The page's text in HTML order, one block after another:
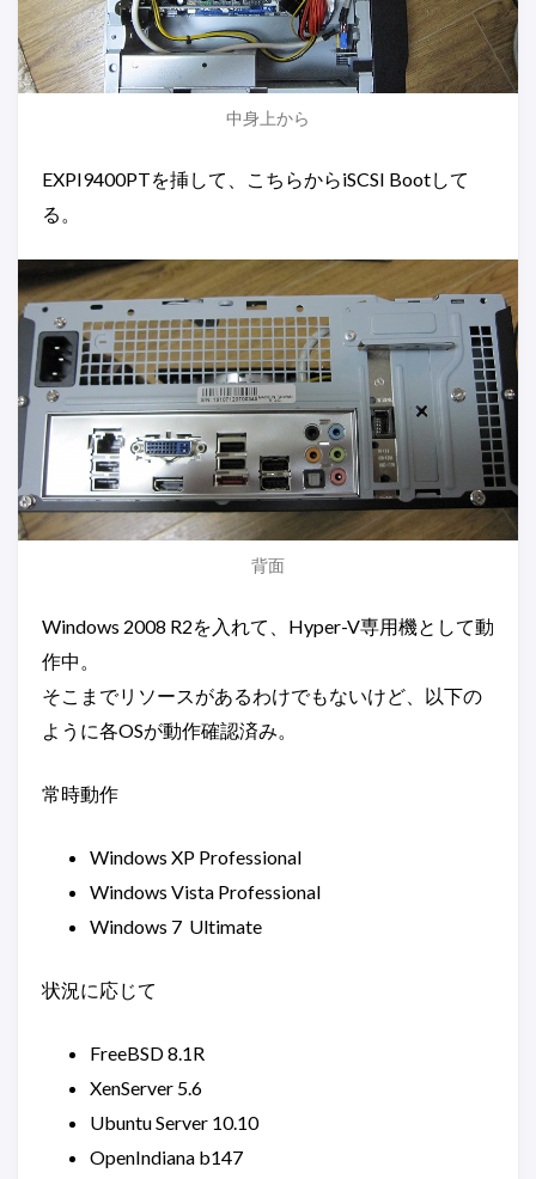
中身上から
EXPI9400PTを挿して、こちらからiSCSI Bootして
る。
背面
Windows 2008 R2を入れて、Hyper-V専用機として動
作中。
そこまでリソースがあるわけでもないけど、以下の
ように各OSが動作確認済み。
常時動作
Windows XP Professional
Windows Vista Professional
Windows 7 Ultimate
状況に応じて
FreeBSD 8.1R
XenServer 5.6
Ubuntu Server 10.10
OpenIndiana b147